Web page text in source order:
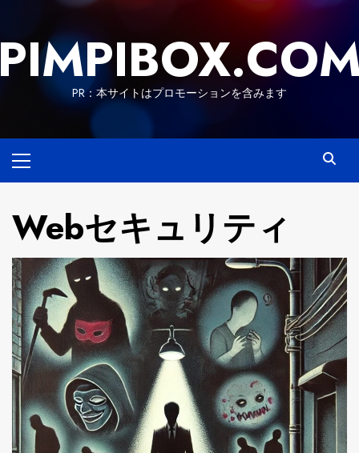
content
PR：本サイトはプロモーションを含みます
Menu
Webセキュリティ